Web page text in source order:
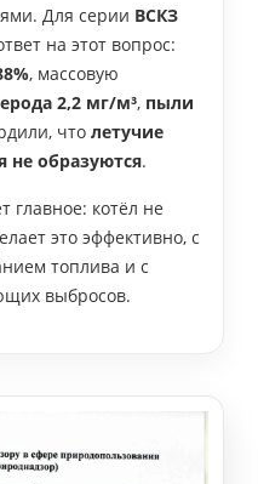
Для серии ВСКЗ
на этот вопрос:
, массовую
2,2 мг/м³, пыли
что летучие
не образуются.
главное: котёл не
это эффективно, с
топлива и с
выбросов.